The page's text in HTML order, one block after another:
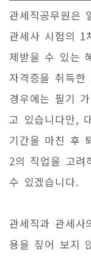
관세직공무원은
관세사 시험의 1
제받을 수 있는
자격증을 취득
경우에는 필기
고 있습니다만,
기간을 마친 후
2의 직업을 고려
수 있겠습니다.
관세직과 관세
용을 짚어 보지